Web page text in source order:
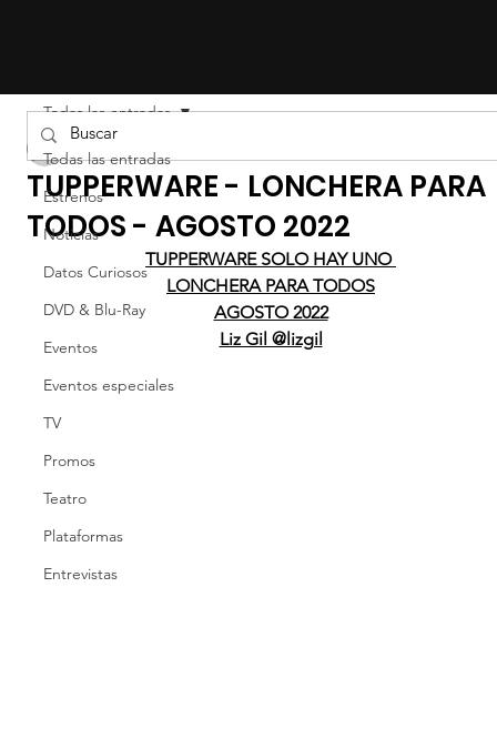
Todas las entradas
Estrenos
Noticias
Datos Curiosos
DVD & Blu-Ray
Eventos
Eventos especiales
TV
Promos
Teatro
Plataformas
Entrevistas
Todas las entradas
TUPPERWARE - LONCHERA PARA
TODOS - AGOSTO 2022
TUPPERWARE SOLO HAY UNO
LONCHERA PARA TODOS
AGOSTO 2022
Liz Gil @lizgil